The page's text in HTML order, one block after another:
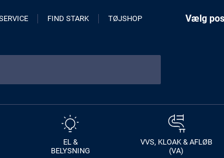
FIND STARK TØJSHOP Vælg
EL &
BELYSNING
VVS, KLOAK & AFLØB
(VA)